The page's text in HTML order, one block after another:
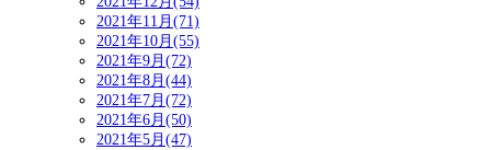
2021年11月(71)
2021年10月(55)
2021年9月(72)
2021年8月(44)
2021年7月(72)
2021年6月(50)
2021年5月(47)